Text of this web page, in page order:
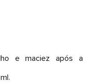
e maciez após a